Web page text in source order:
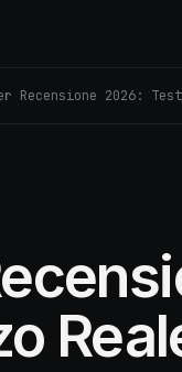
Recensione 2026: